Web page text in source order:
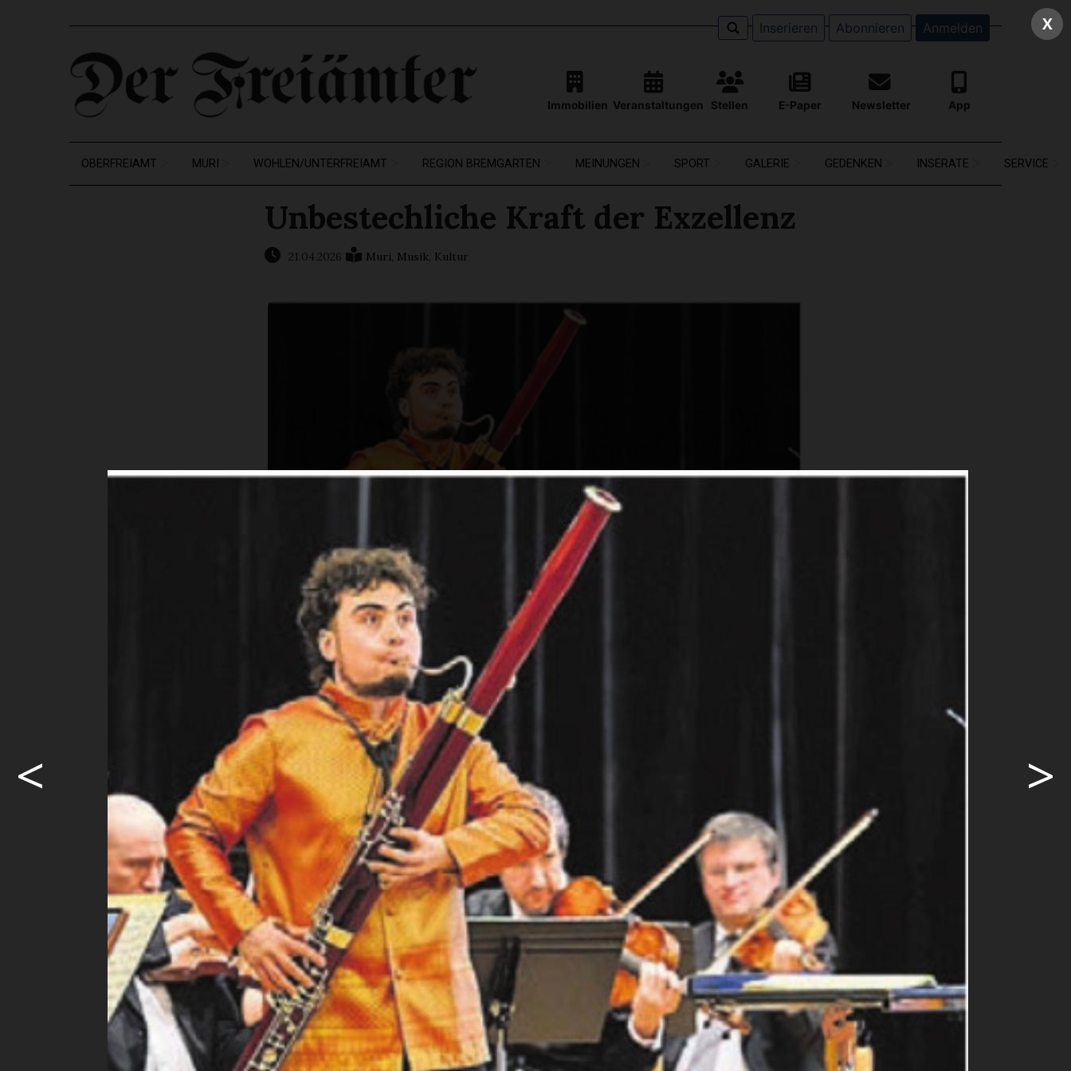
Inserieren Abonnieren Anmelden
Immobilien Veranstaltungen Stellen E-Paper Newsletter App
OBERFREIAMT MURI WOHLEN/UNTERFREIAMT REGION BREMGARTEN MEINUNGEN SPORT GALERIE GEDENKEN INSERATE SERVICE
Unbestechliche Kraft der Exzellenz
21.04.2026 Muri, Musik, Kultur
Fagottist Augusto Velio Palumbo. Bild: zg
Lokalmatador nicht im Finale
Fünfte «The Muri Competition» ist Geschichte
Disziplin, Schweisstropfen und die unbestechliche Kraft der Exzellenz –
so lässt sich die fünfte Auflage von «The Muri Competition» ...
Möchten Sie
weiterlesen?
Ja. Ich bin
Abonnent.
Ja. Ich benötige
ein Abo.
X
< >